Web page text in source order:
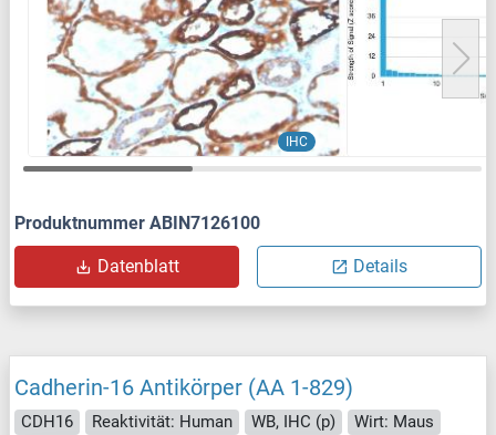
IHC
Produktnummer ABIN7126100
Datenblatt Details
Cadherin-16 Antikörper (AA 1-829)
CDH16 Reaktivität: Human WB, IHC (p)
Wirt: Maus